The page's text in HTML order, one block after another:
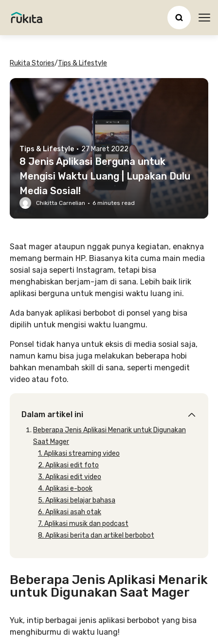
Rukita Stories/Tips & Lifestyle
Tips & Lifestyle · 27 Maret 2022
8 Jenis Aplikasi Berguna untuk
Mengisi Waktu Luang | Lupakan Dulu
Media Sosial!
Chikitta Carnelian · 6 minutes read
Saat mager ataupun nggak punya kegiatan, enaknya
memang bermain HP. Biasanya kita cuma main media
sosial saja seperti Instagram, tetapi bisa
menghabiskan berjam-jam di sana. Lebih baik lirik
aplikasi berguna untuk mengisi waktu luang ini.
Ada banyak aplikasi berbobot di ponsel yang bisa
dipilih untuk mengisi waktu luangmu.
Ponsel tidak hanya untuk eksis di media sosial saja,
namun kamu bisa juga melakukan beberapa hobi
bahkan menambah skill di sana, seperti mengedit
video atau foto.
Dalam artikel ini
Beberapa Jenis Aplikasi Menarik untuk Digunakan
Saat Mager
1. Aplikasi streaming video
2. Aplikasi edit foto
3. Aplikasi edit video
4. Aplikasi e-book
5. Aplikasi belajar bahasa
6. Aplikasi asah otak
7. Aplikasi musik dan podcast
8. Aplikasi berita dan artikel berbobot
Beberapa Jenis Aplikasi Menarik
untuk Digunakan Saat Mager
Yuk, intip berbagai jenis aplikasi berbobot yang bisa
menghiburmu di waktu luang!